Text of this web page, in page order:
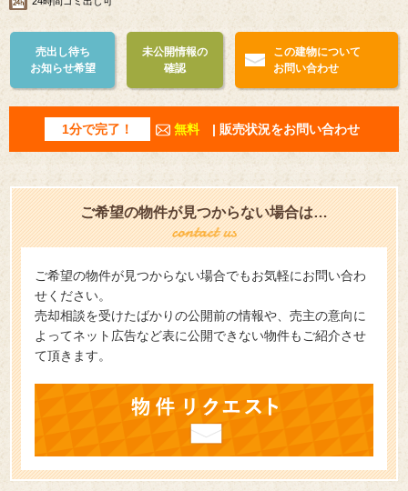
売出し待ち
お知らせ希望
未公開情報の
確認
この建物について
お問い合わせ
1分で完了！ 無料 | 販売状況をお問い合わせ
ご希望の物件が見つからない場合は…
ご希望の物件が見つからない場合でもお気軽にお問い合わ
せください。
売却相談を受けたばかりの公開前の情報や、売主の意向に
よってネット広告など表に公開できない物件もご紹介させ
て頂きます。